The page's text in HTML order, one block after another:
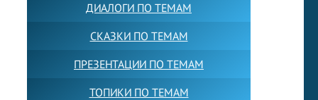
ДИАЛОГИ ПО ТЕМАМ
СКАЗКИ ПО ТЕМАМ
ПРЕЗЕНТАЦИИ ПО ТЕМАМ
ТОПИКИ ПО ТЕМАМ